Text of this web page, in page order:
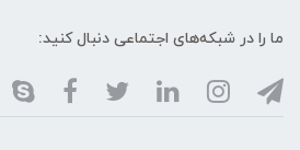
ما را در شبکه‌های اجتماعی دنبال کنید: